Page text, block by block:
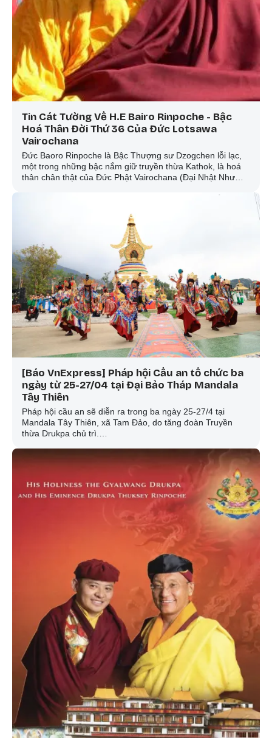
Tin Cát Tường Về H.E Bairo Rinpoche - Bậc
Hoá Thân Đời Thứ 36 Của Đức Lotsawa
Vairochana
Đức Baoro Rinpoche là Bậc Thượng sư Dzogchen lỗi lạc,
một trong những bậc nắm giữ truyền thừa Kathok, là hoá
thân chân thật của Đức Phật Vairochana (Đại Nhật Như
pháp Tam thừa sang tiếng Tạng với tài năng dịch thuật
[Báo VnExpress] Pháp hội Cầu an tổ chức ba
ngày từ 25-27/04 tại Đại Bảo Tháp Mandala
Tây Thiên
Pháp hội cầu an sẽ diễn ra trong ba ngày 25-27/4 tại
Mandala Tây Thiên, xã Tam Đảo, do tăng đoàn Truyền
thừa Drukpa chủ trì.
Theo Drukpa Việt Nam, pháp hội cuối tháng này có nhiều
hoạt động như khai mở tranh Phật Quan Âm nghìn tay
nghìn mắt; triển lãm thiền thư chân ngôn dài 150 m; đêm
hoa đăng cầu nguyện hòa bình thế giới... Các hoạt động
do Pháp vương Gyalwang Drukpa - người gần 20 năm gắn
bó với Việt Nam trực tiếp cử hành.